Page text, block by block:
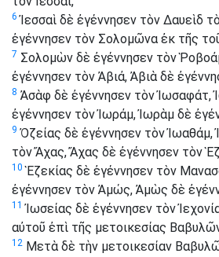
6 Ἰεσσαὶ δὲ ἐγέννησεν τὸν Δαυεὶδ
ἐγέννησεν τὸν Σολομῶνα ἐκ τῆς
7 Σολομὼν δὲ ἐγέννησεν τὸν
ἐγέννησεν τὸν Ἀβιά, Ἀβιὰ δὲ
8 Ἀσὰφ δὲ ἐγέννησεν τὸν Ἰωσαφάτ,
ἐγέννησεν τὸν Ἰωράμ, Ἰωρὰμ δὲ
9 Ὀζείας δὲ ἐγέννησεν τὸν Ἰωαθάμ,
τὸν Ἄχας, Ἄχας δὲ ἐγέννησεν τὸν
10 Ἑζεκίας δὲ ἐγέννησεν τὸν
ἐγέννησεν τὸν Ἀμώς, Ἀμὼς δὲ
11 Ἰωσείας δὲ ἐγέννησεν τὸν
αὐτοῦ ἐπὶ τῆς μετοικεσίας
12 Μετὰ δὲ τὴν μετοικεσίαν